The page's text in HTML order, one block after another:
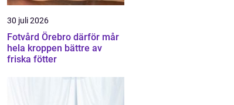
30 juli 2026
Fotvård Örebro därför mår
hela kroppen bättre av
friska fötter